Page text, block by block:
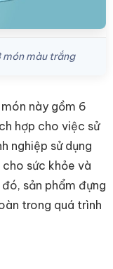
màu trắng
này gồm 6
hợp cho việc sử
nghiệp sử dụng
sức khỏe và
sản phẩm đựng
trong quá trình